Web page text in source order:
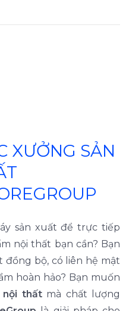
XƯỞNG SẢN
sản xuất để trực tiếp
nội thất bạn cần? Bạn
đồng bộ, có liên hệ mật
hoàn hảo? Bạn muốn
nội thấtmà chất lượng